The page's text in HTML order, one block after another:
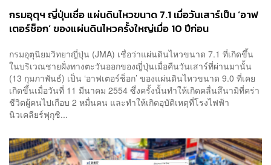
กรมอุตุฯ ญี่ปุ่นเชื่อ แผ่นดินไหวขนาด 7.1 เมื่อวันเสาร์เป็น ‘อาฟ
เตอร์ช็อก’ ของแผ่นดินไหวครั้งใหญ่เมื่อ 10 ปีก่อน
กรมอุตุนิยมวิทยาญี่ปุ่น (JMA) เชื่อว่าแผ่นดินไหวขนาด 7.1 ที่เกิดขึ้น
ในบริเวณชายฝั่งทางตะวันออกของญี่ปุ่นเมื่อคืนวันเสาร์ที่ผ่านมานั้น
(13 กุมภาพันธ์) เป็น ‘อาฟเตอร์ช็อก’ ของแผ่นดินไหวขนาด 9.0 ที่เคย
เกิดขึ้นเมื่อวันที่ 11 มีนาคม 2554 ซึ่งครั้งนั้นทำให้เกิดคลื่นสึนามิที่คร่า
ชีวิตผู้คนไปเกือบ 2 หมื่นคน และทำให้เกิดอุบัติเหตุที่โรงไฟฟ้า
นิวเคลียร์ฟุกุชิ...